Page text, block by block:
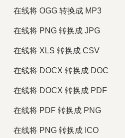
在线将 OGG 转换成 MP3
在线将 PNG 转换成 JPG
在线将 XLS 转换成 CSV
在线将 DOCX 转换成 DOC
在线将 DOCX 转换成 PDF
在线将 PDF 转换成 PNG
在线将 PNG 转换成 ICO